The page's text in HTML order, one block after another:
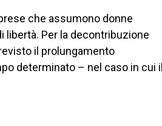
che assumono donne
libertà. Per la decontribuzione
il prolungamento
determinato – nel caso in cui il